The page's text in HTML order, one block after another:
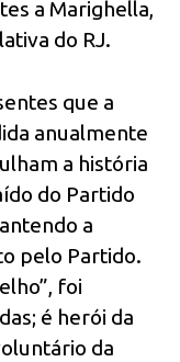
a Marighella,
do RJ.
que a
anualmente
a história
do Partido
a
pelo Partido.
foi
é herói da
da